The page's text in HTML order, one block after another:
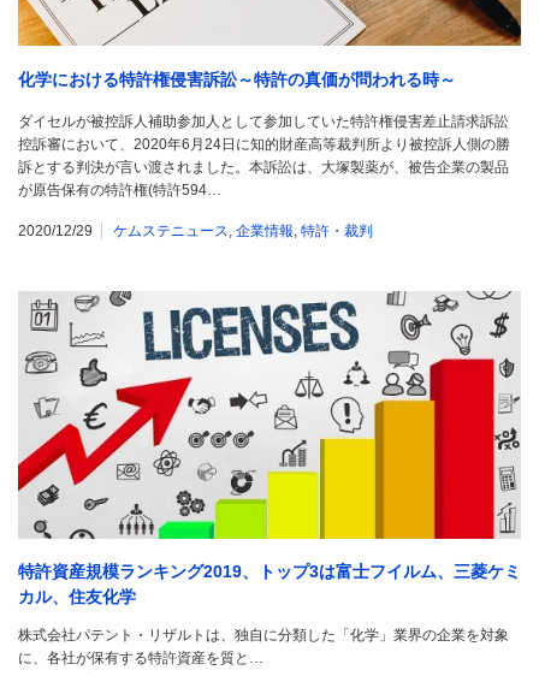
化学における特許権侵害訴訟～特許の真価が問われる時～
ダイセルが被控訴人補助参加人として参加していた特許権侵害差止請求訴訟
控訴審において、2020年6月24日に知的財産高等裁判所より被控訴人側の勝
訴とする判決が言い渡されました。本訴訟は、大塚製薬が、被告企業の製品
が原告保有の特許権(特許594…
2020/12/29 ケムステニュース, 企業情報, 特許・裁判
特許資産規模ランキング2019、トップ3は富士フイルム、三菱ケミ
カル、住友化学
株式会社パテント・リザルトは、独自に分類した「化学」業界の企業を対象
に、各社が保有する特許資産を質と…